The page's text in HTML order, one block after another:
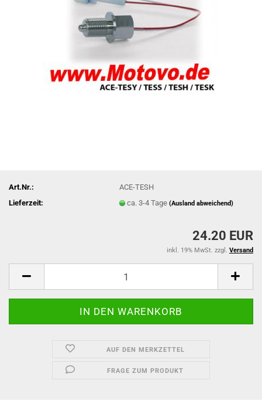
Art.Nr.:
ACE-TESH
Lieferzeit:
ca. 3-4 Tage(Ausland abweichend)
24.20 EUR
inkl. 19% MwSt. zzgl. Versand
AUF DEN MERKZETTEL
FRAGE ZUM PRODUKT